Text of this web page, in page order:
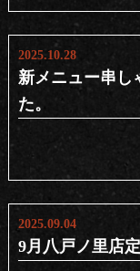
2025.10.28
新メニュー串し
た。
2025.09.04
9月八戸ノ里店